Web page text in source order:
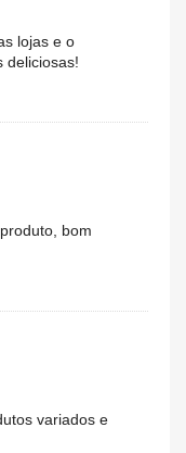
lojas e o
deliciosas!
bom
variados e